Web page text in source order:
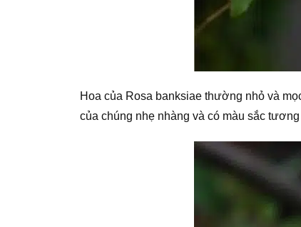
Hoa của Rosa banksiae thường nhỏ và
của chúng nhẹ nhàng và có màu sắc